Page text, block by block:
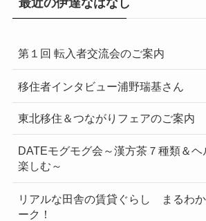
第１回 転入者交流会のご案内
移住者インタビュー浦野瑞基さん
東北移住＆つながりフェアのご案内
DATEモグモグ会～漢方茶７種類＆
楽しむ～
リアルな田舎の賃貸ぐらし まるわ
ーク！